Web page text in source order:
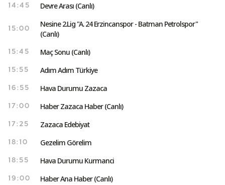
14:45 Devre Arası (Canlı)
15:00
Nesine 2.Lig "A. 24 Erzincanspor - Batman Petrolspor"
(Canlı)
15:45 Maç Sonu (Canlı)
15:55 Adım Adım Türkiye
16:55 Hava Durumu Zazaca
17:00 Haber Zazaca Haber (Canlı)
17:25 Zazaca Edebiyat
18:10 Gezelim Görelim
18:55 Hava Durumu Kurmanci
19:00 Haber Ana Haber (Canlı)